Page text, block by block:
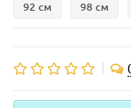
92 см 98 см